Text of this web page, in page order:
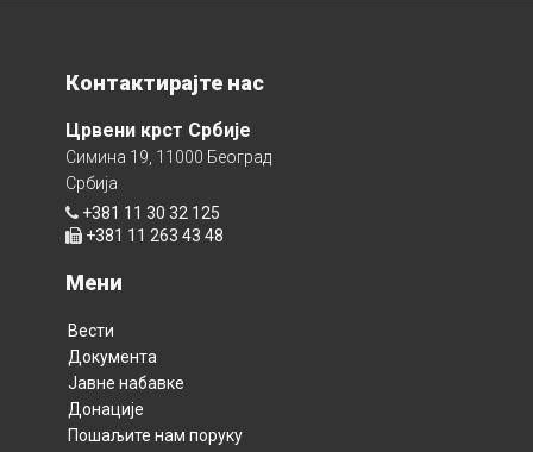
Контактирајте нас
Црвени крст Србије
Симина 19, 11000 Београд
Србија
+381 11 30 32 125
+381 11 263 43 48
Мени
Вести
Документа
Јавне набавке
Донације
Пошаљите нам поруку